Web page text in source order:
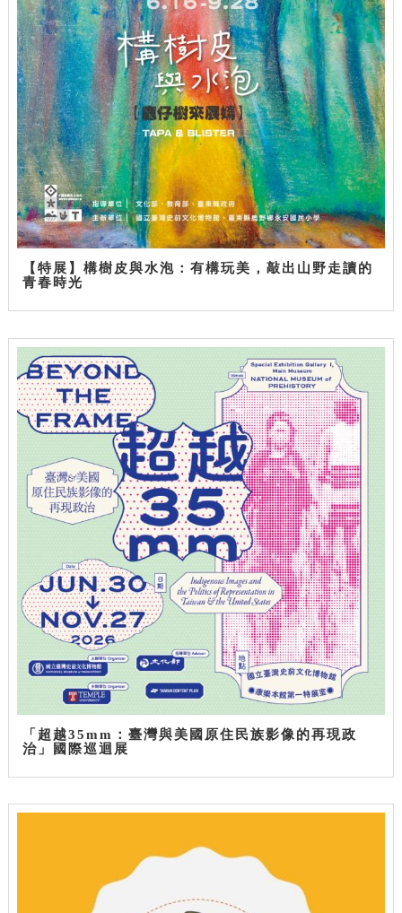
【特展】構樹皮與水泡：有構玩美，敲出山野走讀的
青春時光
「超越35mm：臺灣與美國原住民族影像的再現政
治」國際巡迴展